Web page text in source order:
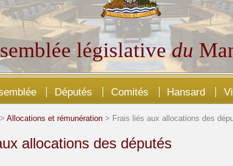
législativedu
Députés Comités Hansard
> Allocations et rémunération > Frais liés aux allocations des
allocations des députés